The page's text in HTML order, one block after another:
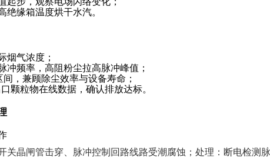
缘箱温度烘干水汽。
烟气浓度；
频率，高阻粉尘拉高脉冲峰值；
，兼顾除尘效率与设备寿命；
颗粒物在线数据，确认排放达标。
关晶闸管击穿、脉冲控制回路线路受潮腐蚀；处理：断电检测